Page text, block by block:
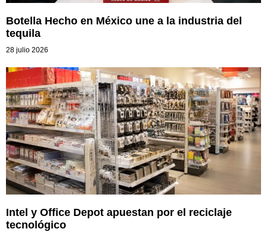
Botella Hecho en México une a la industria del
tequila
28 julio 2026
Intel y Office Depot apuestan por el reciclaje
tecnológico